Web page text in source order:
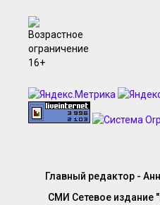
Главный редактор -
СМИ Сетевое издание